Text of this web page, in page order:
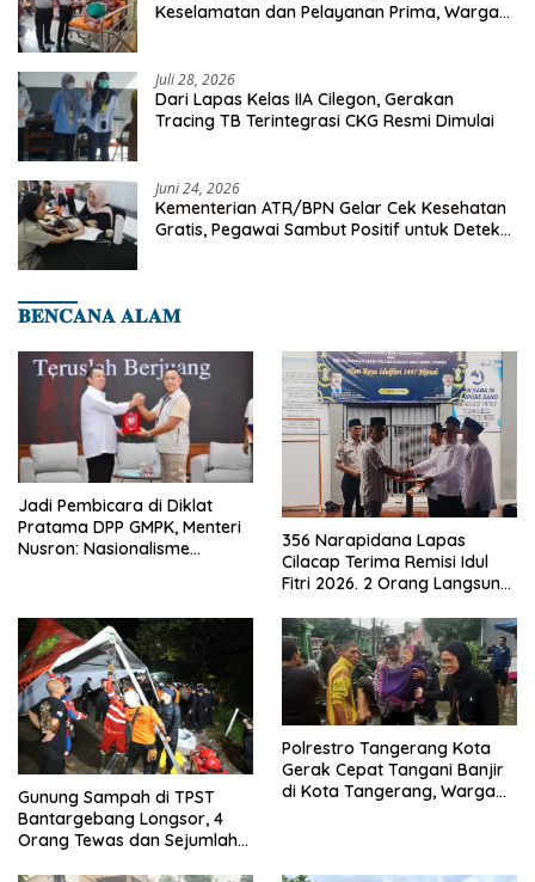
Keselamatan dan Pelayanan Prima, Warga
Juli 28, 2026
Dari Lapas Kelas IIA Cilegon, Gerakan
Tracing TB Terintegrasi CKG Resmi Dimulai
Juni 24, 2026
Kementerian ATR/BPN Gelar Cek Kesehatan
Gratis, Pegawai Sambut Positif untuk Deteksi
𝐁𝐄𝐍𝐂𝐀𝐍𝐀 𝐀𝐋𝐀𝐌
Jadi Pembicara di Diklat
Pratama DPP GMPK, Menteri
Nusron: Nasionalisme
356 Narapidana Lapas
Cilacap Terima Remisi Idul
Fitri 2026. 2 Orang Langsung
Gunung Sampah di TPST
Bantargebang Longsor, 4
Orang Tewas dan Sejumlah
Polrestro Tangerang Kota
Gerak Cepat Tangani Banjir
di Kota Tangerang, Warga